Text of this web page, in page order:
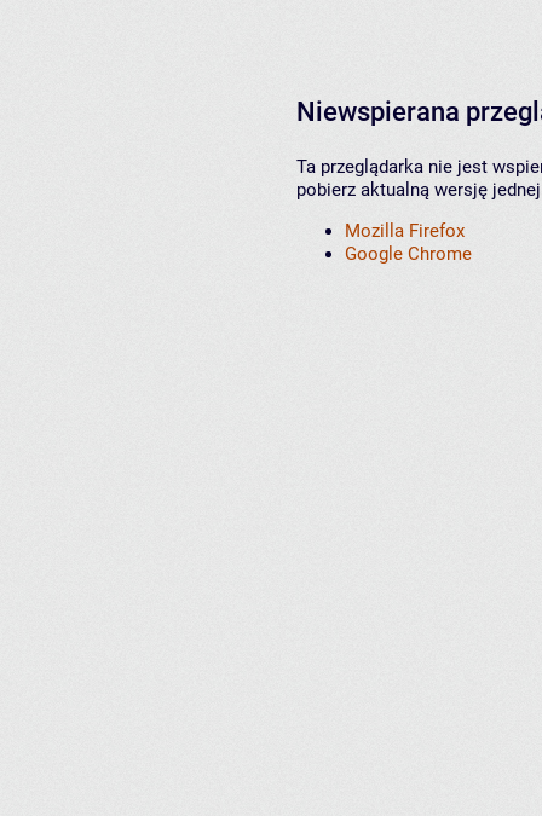
Niewspierana
Ta przeglądarka nie jest
pobierz aktualną wersję
Mozilla Firefox
Google Chrome